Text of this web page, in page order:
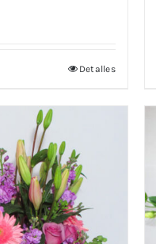
Detalles